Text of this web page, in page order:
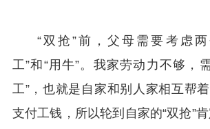
“双抢”前，父母需要考虑
工”和“用牛”。我家劳动力不够，
工”，也就是自家和别人家相互帮
支付工钱，所以轮到自家的“双抢”肯